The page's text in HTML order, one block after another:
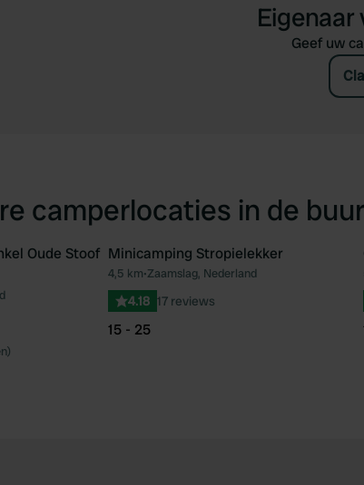
Eigenaar
Geef uw
camperlocaties in de
Favoriet
Oude Stoof Minicamping Stropielekker
4,5 km•Zaamslag, Nederland
4.18 17 reviews
15 - 25